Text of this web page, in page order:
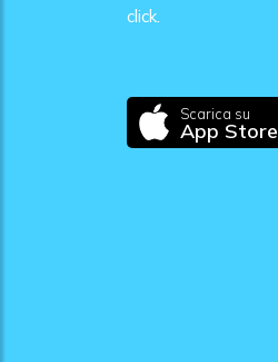
click.
Scarica su
App Store